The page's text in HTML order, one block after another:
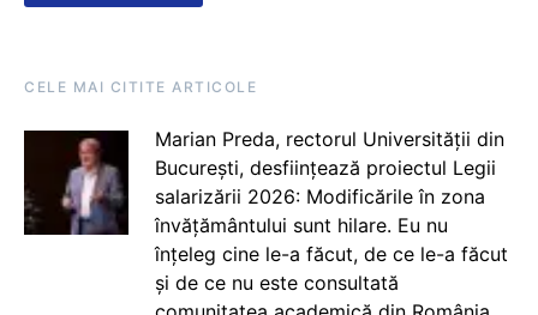
CELE MAI CITITE ARTICOLE
Marian Preda, rectorul Universității din
București, desființează proiectul Legii
salarizării 2026: Modificările în zona
învățământului sunt hilare. Eu nu
înțeleg cine le-a făcut, de ce le-a făcut
și de ce nu este consultată